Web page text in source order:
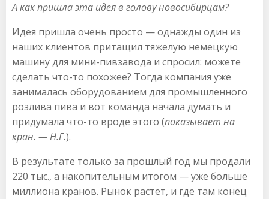
А как пришла эта идея в голову новосибирцам?
Идея пришла очень просто — однажды один из
наших клиентов притащил тяжелую немецкую
машину для мини-пивзавода и спросил: можете
сделать что-то похожее? Тогда компания уже
занималась оборудованием для промышленного
розлива пива и вот команда начала думать и
придумала что-то вроде этого (показывает на
кран. — Н.Г.).
В результате только за прошлый год мы продали
220 тыс., а накопительным итогом — уже больше
миллиона кранов. Рынок растет, и где там конец